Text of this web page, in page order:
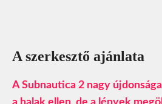
A szerkesztő ajánlata
A Subnautica 2 nagy